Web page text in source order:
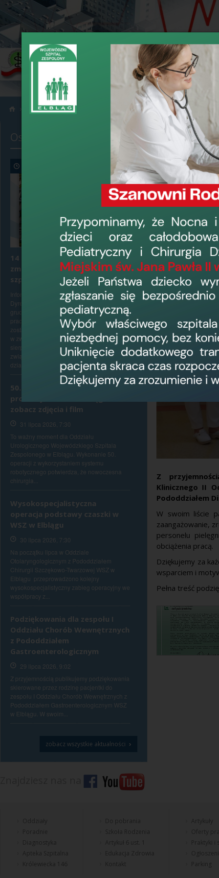
Informacje › Aktualności
Ostatnio dodane
14 sierpnia 2026 r. (piątek) –
zmiana organizacji pracy
szpitala
Informujemy, że zgodnie z zarządzeniem
Dyrektora Naczelnego nr 148/2025 z dnia 15
grudnia 2025r., w sprawie dni wolnych od
pracy w 2026 r., 14 sierpnia 2026 r. (piątek)
został ustanowiony dniem wolnym od pracy,
w związku z przypadającym w sobotę, 15
sierpnia br. Świętem Wojska Polskiego. W
związku z powyższym, 14 sierpnia br.,
działalność medyczna oddziałów...
50. operacji robotycznych raka
prostaty w WSZ w Elblągu -
zobacz zdjęcia i film
31 lipca 2026, 7:30
To ważny moment dla Oddziału
Urologicznego Wojewódzkiego Szpitala
Zespolonego w Elblągu. Wykonanie 50.
operacji z wykorzystaniem systemu
robotycznego potwierdza, że nowoczesna
chirurgia...
Wysokospecjalistyczna
operacja podstawy czaszki w
WSZ w Elblągu
30 lipca 2026, 7:30
Na początku lipca w Oddziale
Otolaryngologicznym z Pododdziałem
Chirurgii Szczękowo-Twarzowej WSZ w
Elblągu przeprowadzono kolejny
wysokospecjalistyczny zabieg operacyjny we
współpracy z...
Podziękowania dla zespołu I
Oddziału Chorób Wewnętrznych
z Pododdziałem
Gastroenterologicznym
29 lipca 2026, 9:02
Z przyjemnością publikujemy podziękowania
skierowane przez rodzinę pacjentki do
zespołu I Oddziału Chorób Wewnętrznych z
Pododdziałem Gastroenterologicznym WSZ
w Elblągu. W swoim...
zobacz wszystkie aktualności ›
› data dodania: 7
Z
Klinicznego II
Pododdziałem
W swoim liście
zaangażowanie,
personelu
obciążenia pracą.
Dziękujemy za
wsparciem i
Pełna treść
Poradnie
Diagnostyka
Apteka Szpitalna
Królewiecka 146
Do pobrania
Artykuł 6 ust. 1
Edukacja Zdrowia
Artykuły
Oferty
Praktyki
Parking